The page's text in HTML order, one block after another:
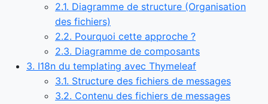
2.1. Diagramme de structure (Organisation
des fichiers)
2.2. Pourquoi cette approche ?
2.3. Diagramme de composants
3. I18n du templating avec Thymeleaf
3.1. Structure des fichiers de messages
3.2. Contenu des fichiers de messages